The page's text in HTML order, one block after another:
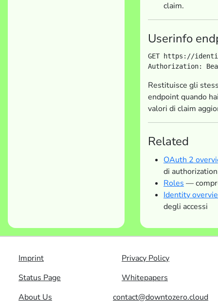
claim.
Userinfo
GET https://
Restituisce gli
endpoint quando
valori di claim
Related
OAuth 2
di
Roles —
Identity
degli accessi
Imprint
Privacy Policy
Status Page
Whitepapers
About Us
contact@downtozero.cloud